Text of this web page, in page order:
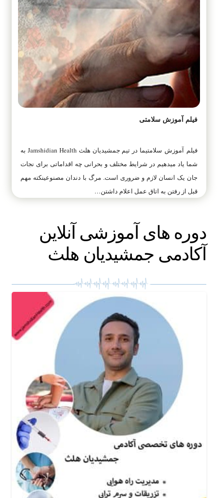
فیلم آموزش سلامتی
فیلم آموزش سلامتیما در تیم جمشیدیان هلث Jamshidian Health به
شما یاد میدهیم در شرایط مختلف و بحرانی چه اقداماتی برای نجات
جان یک انسان لازم و ضروری است. مرگ با دندان مصنوعینکته مهم
قبل از رفتن به اتاق عمل اعلام داشتن…
دوره های آموزشی آنلاین
آکادمی جمشیدیان هلث